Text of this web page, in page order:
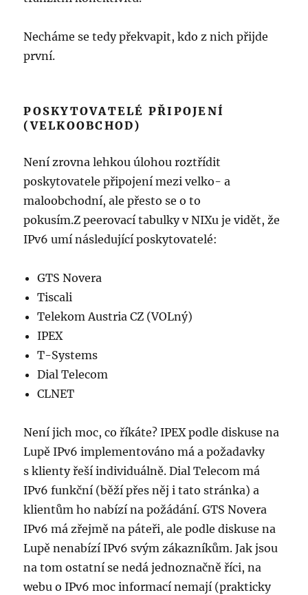
Necháme se tedy překvapit, kdo z nich přijde
první.
POSKYTOVATELÉ PŘIPOJENÍ
(VELKOOBCHOD)
Není zrovna lehkou úlohou roztřídit
poskytovatele připojení mezi velko- a
maloobchodní, ale přesto se o to
pokusím.Z peerovací tabulky v NIXu je vidět, že
IPv6 umí následující poskytovatelé:
GTS Novera
Tiscali
Telekom Austria CZ (VOLný)
IPEX
T-Systems
Dial Telecom
CLNET
Není jich moc, co říkáte? IPEX podle diskuse na
Lupě IPv6 implementováno má a požadavky
s klienty řeší individuálně. Dial Telecom má
IPv6 funkční (běží přes něj i tato stránka) a
klientům ho nabízí na požádání. GTS Novera
IPv6 má zřejmě na páteři, ale podle diskuse na
Lupě nenabízí IPv6 svým zákazníkům. Jak jsou
na tom ostatní se nedá jednoznačně říci, na
webu o IPv6 moc informací nemají (prakticky